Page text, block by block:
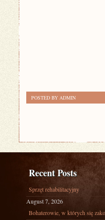
POSTED BY ADMIN
Recent Posts
Sprzęt rehabilitacyjny
August 7, 2026
Bohaterowie, w których się